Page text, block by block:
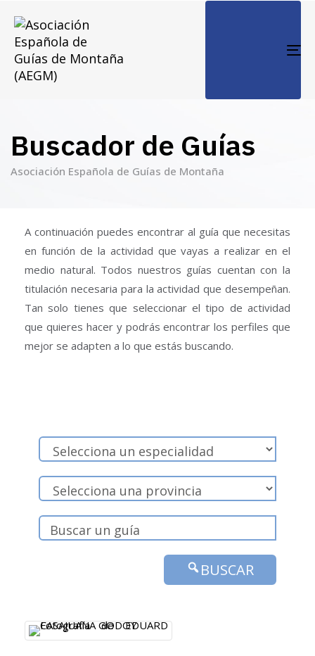
Buscador de Guías
Asociación Española de Guías de Montaña
A continuación puedes encontrar al guía que necesitas
en función de la actividad que vayas a realizar en el
medio natural. Todos nuestros guías cuentan con la
titulación necesaria para la actividad que desempeñan.
Tan solo tienes que seleccionar el tipo de actividad
que quieres hacer y podrás encontrar los perfiles que
mejor se adapten a lo que estás buscando.
BUSCAR